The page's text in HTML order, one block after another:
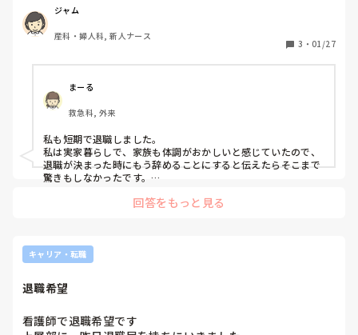
われると嬉しいなぁって。徳を一個積んだから、今世か来世で
この分は報われるはずと信じて今日も働きました。みいさんも
たーーくさん徳積んでるんですね。お疲れ様です！！！
きないことが重なり、指導されることが増えました。
転職については、前々から考えており、求人を探してました
が、すぐには決めないだろうと思ってました。
しかし、今精神的にきつかったり、寝たとしてもずっと仕事
のことを考えてる感じで寝た感じが全くしないのが週に2.3
日あったりと、、、。
プリセプターの先輩や師長と性格的にも合わず、相談できな
かったですが、自分の人生だし、楽しく仕事ができる環境を
探したいと思って退職しようと思いました。ただ、家族にも
相談せずに思い切って退職代行に依頼したのでどうなるか不
ジャム
産科・婦人科, 新人ナース
3 ・ 01/27
まーる
救急科, 外来
私も短期で退職しました。
私は実家暮らしで、家族も体調がおかしいと感じていたので、
退職が決まった時にもう辞めることにすると伝えたらそこまで
驚きもしなかったです。
を責めてしまうこともありましたが、今は無理をし続けて我慢
回答をもっと見る
キャリア・転職
退職希望
看護師で退職希望です